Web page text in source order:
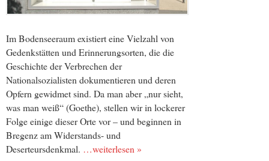
Im Bodenseeraum existiert eine Vielzahl von
Gedenkstätten und Erinnerungsorten, die die
Geschichte der Verbrechen der
Nationalsozialisten dokumentieren und deren
Opfern gewidmet sind. Da man aber „nur sieht,
was man weiß“ (Goethe), stellen wir in lockerer
Folge einige dieser Orte vor – und beginnen in
Bregenz am Widerstands- und
Deserteursdenkmal. …weiterlesen »